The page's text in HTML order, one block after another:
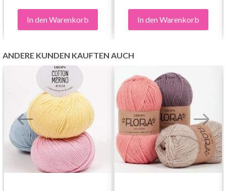
In den Warenkorb In den Warenkorb
ANDERE KUNDEN KAUFTEN AUCH